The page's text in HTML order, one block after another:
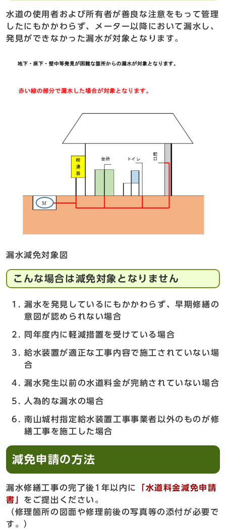
水道の使用者および所有者が善良な注意をもって管理
したにもかかわらず、メーター以降において漏水し、
発見ができなかった漏水が対象となります。
漏水減免対象図
こんな場合は減免対象となりません
漏水を発見しているにもかかわらず、早期修繕の
意図が認められない場合
同年度内に軽減措置を受けている場合
給水装置が適正な工事内容で施工されていない場
合
漏水発生以前の水道料金が完納されていない場合
人為的な漏水の場合
南山城村指定給水装置工事事業者以外のものが修
繕工事を施工した場合
減免申請の方法
漏水修繕工事の完了後1年以内に
「水道料金減免申請
書」 をご提出ください。
（修理箇所の図面や修理前後の写真等の添付が必要で
す。）